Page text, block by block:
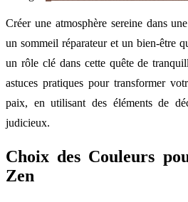
Créer une atmosphère sereine dans
un sommeil réparateur et un bien-être
un rôle clé dans cette quête de
astuces pratiques pour transformer
paix, en utilisant des éléments de
judicieux.
Choix des Couleurs
Zen